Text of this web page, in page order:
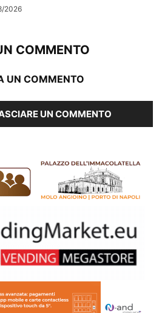
2026
COMMENTO
UN COMMENTO
UN COMMENTO